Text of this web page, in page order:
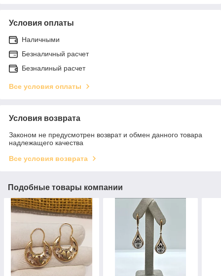
Условия оплаты
Наличными
Безналичный расчет
Безналиный расчет
Все условия оплаты
Условия возврата
Законом не предусмотрен возврат и обмен данного товара
надлежащего качества
Все условия возврата
Подобные товары компании